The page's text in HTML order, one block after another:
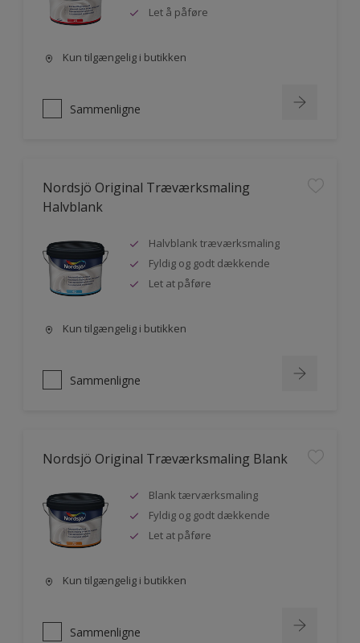
Let å påføre
Kun tilgængelig i butikken
Sammenligne
Nordsjö Original Træværksmaling
Halvblank
Halvblank træværksmaling
Fyldig og godt dækkende
Let at påføre
Kun tilgængelig i butikken
Sammenligne
Nordsjö Original Træværksmaling Blank
Blank tærværksmaling
Fyldig og godt dækkende
Let at påføre
Kun tilgængelig i butikken
Sammenligne